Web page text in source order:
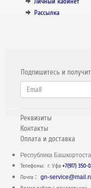
Рассылка
Подпишитесь и
Реквизиты
Контакты
Оплата и доставка
Республика
Телефоны: г. Уфа+7(917) 350-
Почта :gn-